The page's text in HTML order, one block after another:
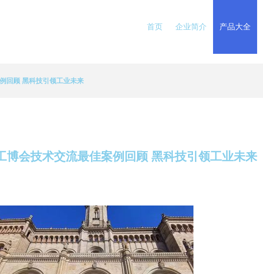
首页 企业简介 产品大全
回顾 黑科技引领工业未来
博会技术交流最佳案例回顾 黑科技引领工业未来